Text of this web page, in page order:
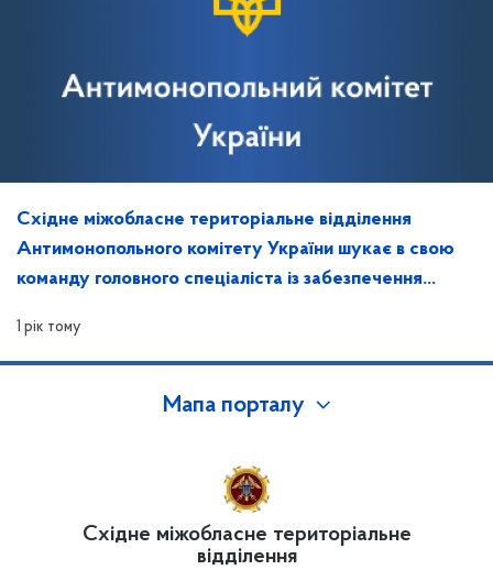
Східне міжобласне територіальне відділення
Антимонопольного комітету України шукає в свою
команду головного спеціаліста із забезпечення
1 рік тому
Мапа порталу
Східне міжобласне територіальне
відділення